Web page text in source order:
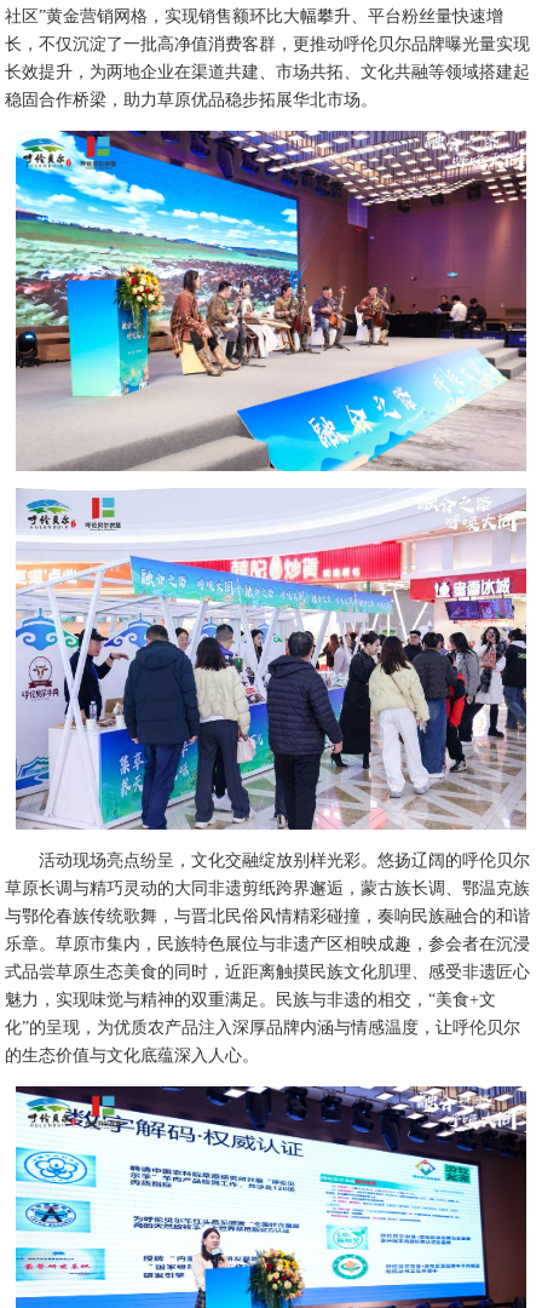
社区”黄金营销网格，实现销售额环比大幅攀升、平台粉丝量快速增
长，不仅沉淀了一批高净值消费客群，更推动呼伦贝尔品牌曝光量实现
长效提升，为两地企业在渠道共建、市场共拓、文化共融等领域搭建起
稳固合作桥梁，助力草原优品稳步拓展华北市场。
活动现场亮点纷呈，文化交融绽放别样光彩。悠扬辽阔的呼伦贝尔
草原长调与精巧灵动的大同非遗剪纸跨界邂逅，蒙古族长调、鄂温克族
与鄂伦春族传统歌舞，与晋北民俗风情精彩碰撞，奏响民族融合的和谐
乐章。草原市集内，民族特色展位与非遗产区相映成趣，参会者在沉浸
式品尝草原生态美食的同时，近距离触摸民族文化肌理、感受非遗匠心
魅力，实现味觉与精神的双重满足。民族与非遗的相交，“美食+文
化”的呈现，为优质农产品注入深厚品牌内涵与情感温度，让呼伦贝尔
的生态价值与文化底蕴深入人心。